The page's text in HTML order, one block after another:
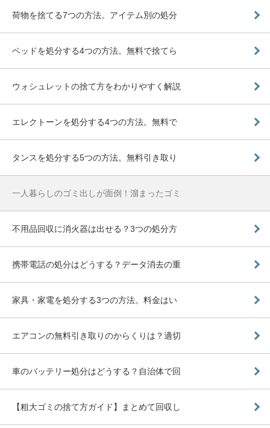
荷物を捨てる7つの方法。アイテム別の処分
ベッドを処分する4つの方法。無料で捨てら
ウォシュレットの捨て方をわかりやすく解説
エレクトーンを処分する4つの方法。無料で
タンスを処分する5つの方法。無料引き取り
一人暮らしのゴミ出しが面倒！溜まったゴミ
不用品回収に消火器は出せる？3つの処分方
携帯電話の処分はどうする？データ消去の重
家具・家電を処分する3つの方法。料金はい
エアコンの無料引き取りのからくりは？適切
車のバッテリー処分はどうする？自治体で回
【粗大ゴミの捨て方ガイド】まとめて回収し